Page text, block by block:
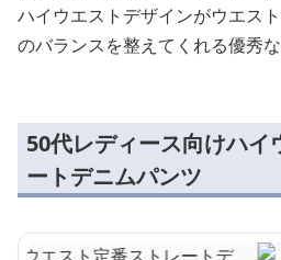
ハイウエストデザインがウエス
のバランスを整えてくれる優秀
50代レディース向けハイ
ートデニムパンツ